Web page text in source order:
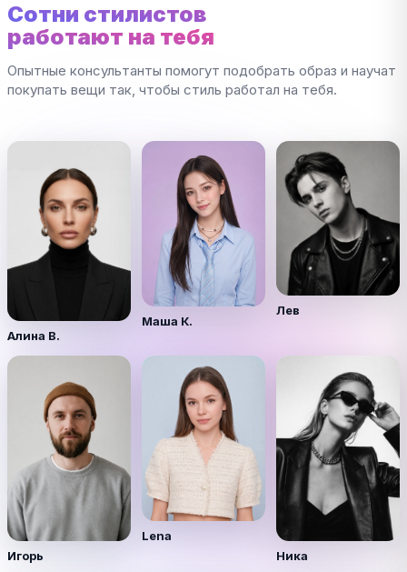
Сотни стилистов
работают на тебя
Опытные консультанты помогут подобрать образ и научат
покупать вещи так, чтобы стиль работал на тебя.
Алина В.
Маша К.
Лев
Игорь
Lena
Ника